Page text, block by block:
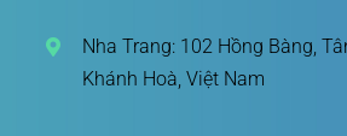
Nha Trang: 102 Hồng Bàng,
Khánh Hoà, Việt Nam